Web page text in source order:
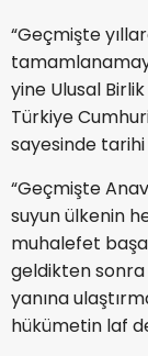
“Geçmişte
yine Ulusal
Türkiye
sayesinde tarihi
“Geçmişte
suyun ülkenin
muhalefet
geldikten
yanına
hükümetin laf